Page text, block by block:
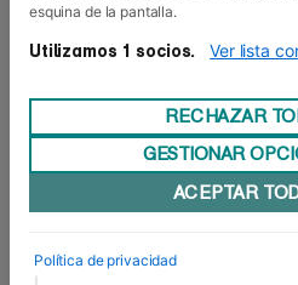
esquina de la pantalla.
Utilizamos 1 socios. Ver lista
RECHAZAR
GESTIONAR
ACEPTAR
Política de privacidad